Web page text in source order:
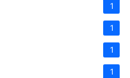
1
1
1
1